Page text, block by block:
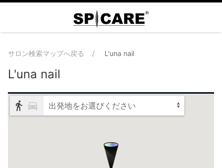
サロン検索マップへ戻る L'una nail
L'una nail
出発地をお選びください